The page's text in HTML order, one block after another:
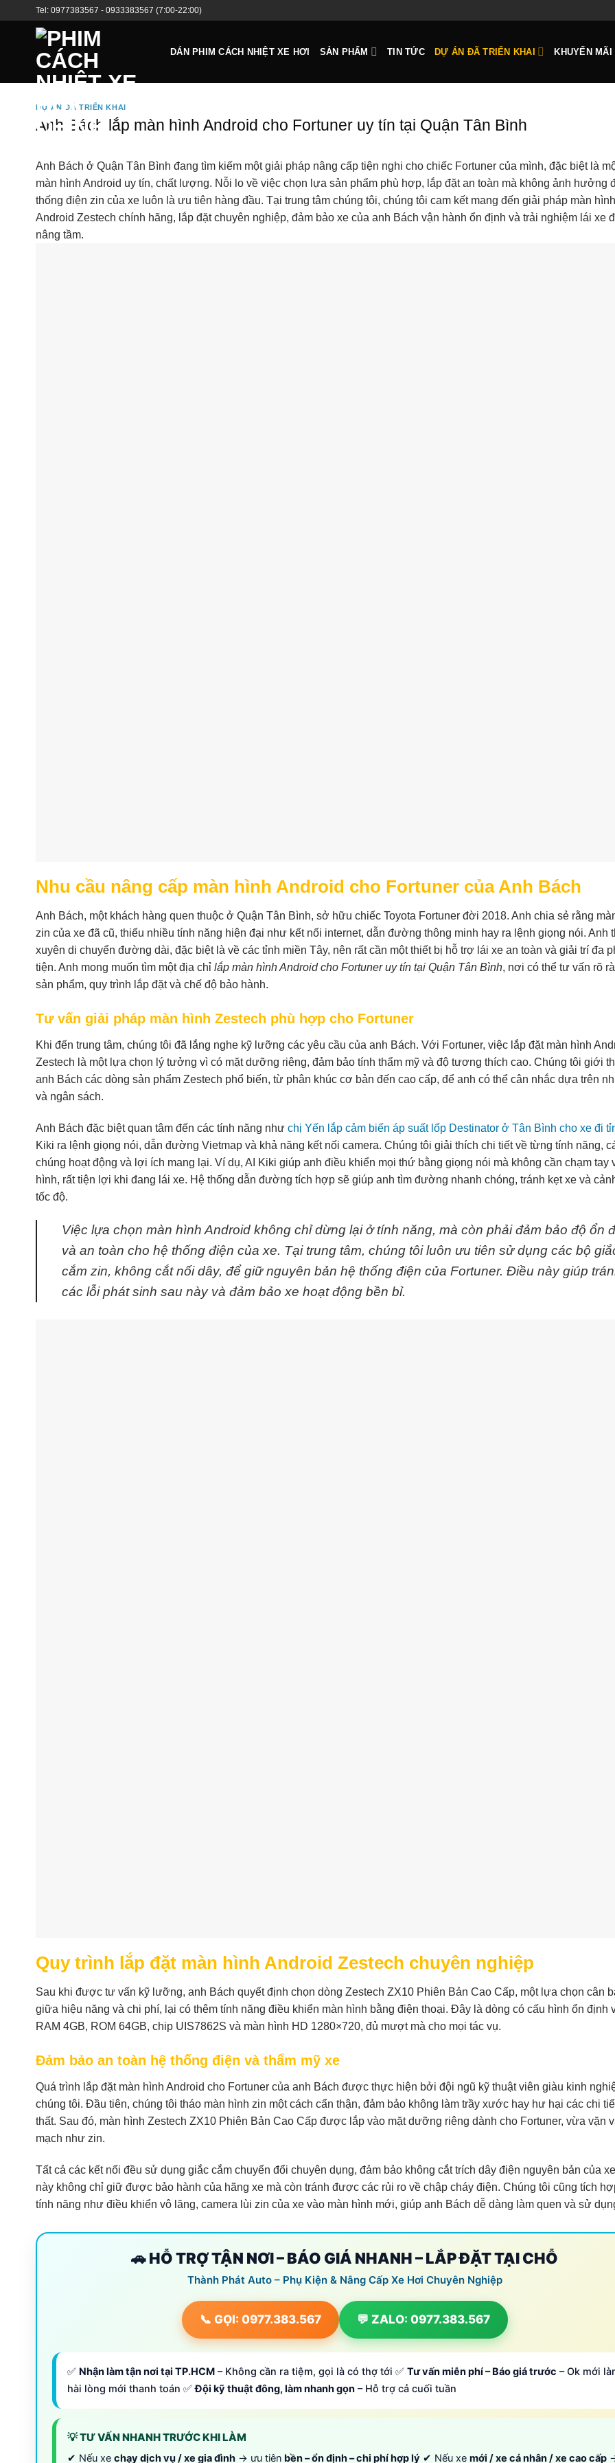
Tel: 0977383567 - 0933383567 (7:00-22:00)
DÁN PHIM CÁCH NHIỆT XE HƠI SẢN PHẨM TIN TỨC DỰ ÁN ĐÃ TRIỂN KHAI KHUYẾN MÃI
DỰ ÁN ĐÃ TRIỂN KHAI
Anh Bách lắp màn hình Android cho Fortuner uy tín tại Quận Tân Bình
Anh Bách ở Quận Tân Bình đang tìm kiếm một giải pháp nâng cấp tiện nghi cho chiếc Fortuner của mình, đặc biệt là
màn hình Android uy tín, chất lượng. Nỗi lo về việc chọn lựa sản phẩm phù hợp, lắp đặt an toàn mà không ảnh hưởng
thống điện zin của xe luôn là ưu tiên hàng đầu. Tại trung tâm chúng tôi, chúng tôi cam kết mang đến giải pháp màn hình
Android Zestech chính hãng, lắp đặt chuyên nghiệp, đảm bảo xe của anh Bách vận hành ổn định và trải nghiệm lái xe
nâng tầm.
Nhu cầu nâng cấp màn hình Android cho Fortuner của Anh Bách
Anh Bách, một khách hàng quen thuộc ở Quận Tân Bình, sở hữu chiếc Toyota Fortuner đời 2018. Anh chia sẻ rằng
zin của xe đã cũ, thiếu nhiều tính năng hiện đại như kết nối internet, dẫn đường thông minh hay ra lệnh giọng nói. Anh
xuyên di chuyển đường dài, đặc biệt là về các tỉnh miền Tây, nên rất cần một thiết bị hỗ trợ lái xe an toàn và giải trí đa
tiện. Anh mong muốn tìm một địa chỉ lắp màn hình Android cho Fortuner uy tín tại Quận Tân Bình, nơi có thể tư vấn rõ
sản phẩm, quy trình lắp đặt và chế độ bảo hành.
Tư vấn giải pháp màn hình Zestech phù hợp cho Fortuner
Khi đến trung tâm, chúng tôi đã lắng nghe kỹ lưỡng các yêu cầu của anh Bách. Với Fortuner, việc lắp đặt màn hình
Zestech là một lựa chọn lý tưởng vì có mặt dưỡng riêng, đảm bảo tính thẩm mỹ và độ tương thích cao. Chúng tôi giới
anh Bách các dòng sản phẩm Zestech phổ biến, từ phân khúc cơ bản đến cao cấp, để anh có thể cân nhắc dựa trên
và ngân sách.
Anh Bách đặc biệt quan tâm đến các tính năng như chị Yến lắp cảm biến áp suất lốp Destinator ở Tân Bình cho xe đi
Kiki ra lệnh giọng nói, dẫn đường Vietmap và khả năng kết nối camera. Chúng tôi giải thích chi tiết về từng tính năng,
chúng hoạt động và lợi ích mang lại. Ví dụ, AI Kiki giúp anh điều khiển mọi thứ bằng giọng nói mà không cần chạm tay
hình, rất tiện lợi khi đang lái xe. Hệ thống dẫn đường tích hợp sẽ giúp anh tìm đường nhanh chóng, tránh kẹt xe và
tốc độ.
Việc lựa chọn màn hình Android không chỉ dừng lại ở tính năng, mà còn phải đảm bảo độ ổn
và an toàn cho hệ thống điện của xe. Tại trung tâm, chúng tôi luôn ưu tiên sử dụng các bộ
cắm zin, không cắt nối dây, để giữ nguyên bản hệ thống điện của Fortuner. Điều này giúp
các lỗi phát sinh sau này và đảm bảo xe hoạt động bền bỉ.
Quy trình lắp đặt màn hình Android Zestech chuyên nghiệp
Sau khi được tư vấn kỹ lưỡng, anh Bách quyết định chọn dòng Zestech ZX10 Phiên Bản Cao Cấp, một lựa chọn cân
giữa hiệu năng và chi phí, lại có thêm tính năng điều khiển màn hình bằng điện thoại. Đây là dòng có cấu hình ổn định
RAM 4GB, ROM 64GB, chip UIS7862S và màn hình HD 1280×720, đủ mượt mà cho mọi tác vụ.
Đảm bảo an toàn hệ thống điện và thẩm mỹ xe
Quá trình lắp đặt màn hình Android cho Fortuner của anh Bách được thực hiện bởi đội ngũ kỹ thuật viên giàu kinh
chúng tôi. Đầu tiên, chúng tôi tháo màn hình zin một cách cẩn thận, đảm bảo không làm trầy xước hay hư hại các chi
thất. Sau đó, màn hình Zestech ZX10 Phiên Bản Cao Cấp được lắp vào mặt dưỡng riêng dành cho Fortuner, vừa vặn
mạch như zin.
Tất cả các kết nối đều sử dụng giắc cắm chuyển đổi chuyên dụng, đảm bảo không cắt trích dây điện nguyên bản của
này không chỉ giữ được bảo hành của hãng xe mà còn tránh được các rủi ro về chập cháy điện. Chúng tôi cũng tích
tính năng như điều khiển vô lăng, camera lùi zin của xe vào màn hình mới, giúp anh Bách dễ dàng làm quen và sử
🚗 HỖ TRỢ TẬN NƠI – BÁO GIÁ NHANH – LẮP ĐẶT TẠI CHỖ
Thành Phát Auto – Phụ Kiện & Nâng Cấp Xe Hơi Chuyên Nghiệp
📞 GỌI: 0977.383.567 💬 ZALO: 0977.383.567
✅ Nhận làm tận nơi tại TP.HCM – Không cần ra tiệm, gọi là có thợ tới ✅ Tư vấn miễn phí – Báo giá trước – Ok mới
hài lòng mới thanh toán ✅Đội kỹ thuật đông, làm nhanh gọn – Hỗ trợ cả cuối tuần
💡 TƯ VẤN NHANH TRƯỚC KHI LÀM
✔ Nếu xe chạy dịch vụ / xe gia đình → ưu tiên bền – ổn định – chi phí hợp lý ✔ Nếu xe mới / xe cá nhân / xe cao cấp